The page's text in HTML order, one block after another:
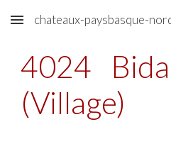
Skip to main content
chateaux-paysbasque-
4024
(Village)